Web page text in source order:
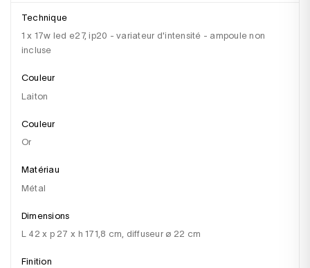
Technique
1 x 17w led e27, ip20 - variateur d'intensité - ampoule non
incluse
Couleur
Laiton
Couleur
or
Matériau
métal
Dimensions
l 42 x p 27 x h 171,8 cm, diffuseur ø 22 cm
Finition